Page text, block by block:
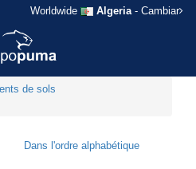
Worldwide Algeria- Cambiar
de sols
Dans l'ordre alphabétique